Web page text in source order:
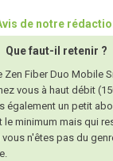
de notre
Que faut-il retenir ?
Zen Fiber Duo Mobile
vous à haut débit
également un petit
le minimum mais qui
n'êtes pas du